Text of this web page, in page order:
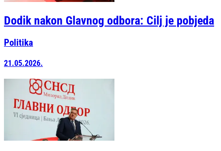
Dodik nakon Glavnog odbora: Cilj je pobjeda
Politika
21.05.2026.